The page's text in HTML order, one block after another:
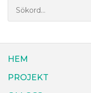
HEM
PROJEKT